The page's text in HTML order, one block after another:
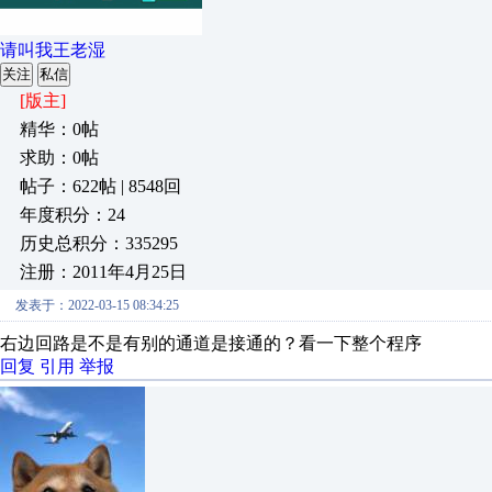
请叫我王老湿
关注 私信
[版主]
精华：0帖
求助：0帖
帖子：622帖 | 8548回
年度积分：24
历史总积分：335295
注册：2011年4月25日
发表于：2022-03-15 08:34:25
右边回路是不是有别的通道是接通的？看一下整个程序
回复 引用 举报